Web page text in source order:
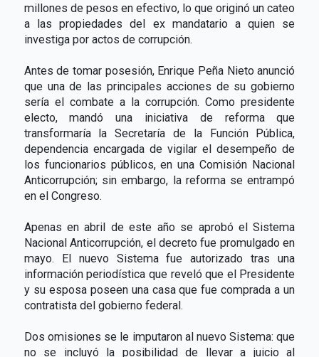
millones de pesos en efectivo, lo que originó un cateo
a las propiedades del ex mandatario a quien se
investiga por actos de corrupción.
Antes de tomar posesión, Enrique Peña Nieto anunció
que una de las principales acciones de su gobierno
sería el combate a la corrupción. Como presidente
electo, mandó una iniciativa de reforma que
transformaría la Secretaría de la Función Pública,
dependencia encargada de vigilar el desempeño de
los funcionarios públicos, en una Comisión Nacional
Anticorrupción; sin embargo, la reforma se entrampó
en el Congreso.
Apenas en abril de este año se aprobó el Sistema
Nacional Anticorrupción, el decreto fue promulgado en
mayo. El nuevo Sistema fue autorizado tras una
información periodística que reveló que el Presidente
y su esposa poseen una casa que fue comprada a un
contratista del gobierno federal.
Dos omisiones se le imputaron al nuevo Sistema: que
no se incluyó la posibilidad de llevar a juicio al